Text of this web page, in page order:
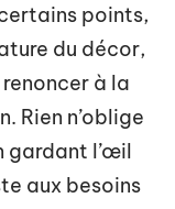
points,
du décor,
à la
Rien n’oblige
gardant l’œil
aux besoins